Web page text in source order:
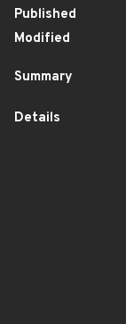
Published
Modified
Summary
Details